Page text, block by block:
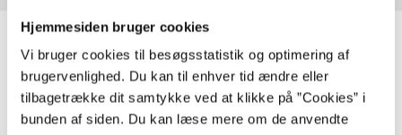
Hjemmesiden bruger cookies
Vi bruger cookies til besøgsstatistik og optimering af
brugervenlighed. Du kan til enhver tid ændre eller
tilbagetrække dit samtykke ved at klikke på ”Cookies” i
bunden af siden. Du kan læse mere om de anvendte
Artikler
Alle registrerede artikler fordelt på udgivelser